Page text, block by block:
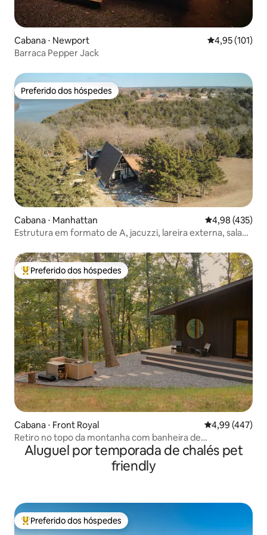
Cabana ⋅ Newport 4,95 de uma
4,95 (101)
Barraca Pepper Jack
Preferido dos hóspedes
Preferido dos hóspedes
Cabana ⋅ Manhattan 4,98 de uma
4,98 (435)
Estrutura em formato de A, jacuzzi, lareira externa, sala
Entre os melhores preferidos dos hóspedes
Preferido dos hóspedes
Cabana ⋅ Front Royal 4,99 de uma
4,99 (447)
Retiro no topo da montanha com banheira de
hidromassagem a lenha
Aluguel por temporada de chalés pet
friendly
Entre os melhores preferidos dos hóspedes
Preferido dos hóspedes